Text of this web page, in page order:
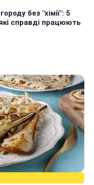
без "хімії": 5
справді працюють